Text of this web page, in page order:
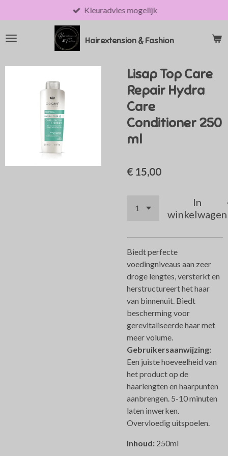
direct
naar
Hairextension & Fashion
Kleuradvies mogelijk
Lisap Top Care
Repair Hydra
Care
Conditioner 250
ml
€ 15,00
In
winkelwagen
Biedt perfecte
voedingniveaus aan zeer
droge lengtes, versterkt en
herstructureert het haar
van binnenuit. Biedt
bescherming voor
gerevitaliseerde haar met
meer volume.
Gebruikersaanwijzing:
Een juiste hoeveelheid van
het product op de
haarlengten en haarpunten
aanbrengen. 5-10 minuten
laten inwerken.
Overvloedig uitspoelen.
Inhoud: 250ml